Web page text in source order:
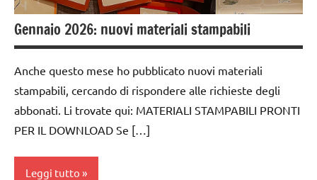
DIDATTICA
MONTESSORI
nomenclature
Montessori
PER ETA'
Gennaio 2026: nuovi materiali stampabili
Anche questo mese ho pubblicato nuovi materiali
stampabili, cercando di rispondere alle richieste degli
abbonati. Li trovate qui: MATERIALI STAMPABILI PRONTI
PER IL DOWNLOAD Se […]
Leggi tutto